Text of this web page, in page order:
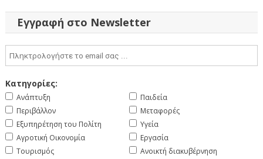
Εγγραφή στο Newsletter
Κατηγορίες:
Ανάπτυξη
Περιβάλλον
Εξυπηρέτηση του Πολίτη
Αγροτική Οικονομία
Τουρισμός
Παιδεία
Μεταφορές
Υγεία
Εργασία
Ανοικτή διακυβέρνηση